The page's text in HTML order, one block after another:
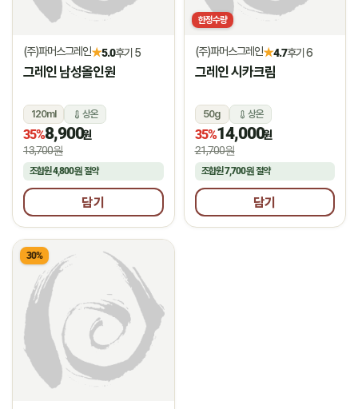
(주)파머스그레인★5.0후기 5
그레인 남성올인원
120ml 상온
35%8,900원
13,700원
조합원4,800원 절약
담기
한정수량
(주)파머스그레인★4.7후기 6
그레인 시카크림
50g 상온
35%14,000원
21,700원
조합원7,700원절약
담기
30%